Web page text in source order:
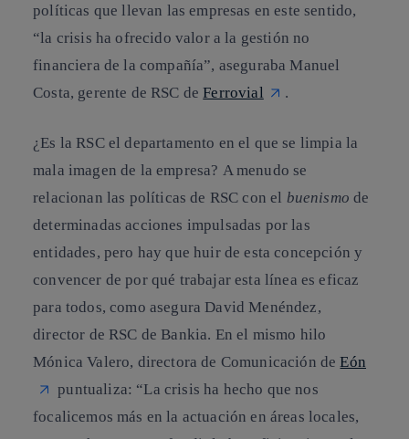
políticas que llevan las empresas en este sentido,
“la crisis ha ofrecido valor a la gestión no
financiera de la compañía”, aseguraba Manuel
Costa, gerente de RSC deFerrovial .
¿Es la RSC el departamento en el que se limpia la
mala imagen de la empresa? A menudo se
relacionan las políticas de RSC con el buenismo de
determinadas acciones impulsadas por las
entidades, pero hay que huir de esta concepción y
convencer de por qué trabajar esta línea es eficaz
para todos, como asegura David Menéndez,
director de RSC de Bankia. En el mismo hilo
Mónica Valero, directora de Comunicación deEón
puntualiza: “La crisis ha hecho que nos
focalicemos más en la actuación en áreas locales,